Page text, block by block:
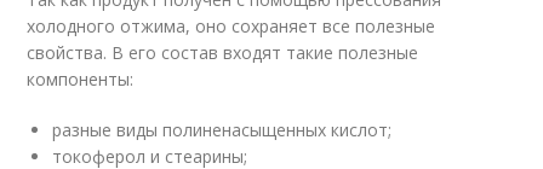
холодного отжима, оно сохраняет все полезные
свойства. В его состав входят такие полезные
компоненты:
разные виды полиненасыщенных кислот;
токоферол и стеарины;